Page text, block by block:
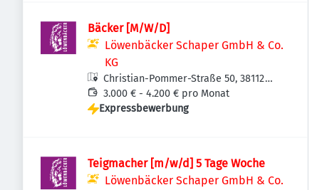
Bäcker [M/W/D]
Löwenbäcker Schaper GmbH & Co.
KG
Christian-Pommer-Straße 50, 38112
Braunschweig, Deutschland
3.000 € - 4.200 € pro Monat
Expressbewerbung
Teigmacher [m/w/d] 5 Tage Woche
Löwenbäcker Schaper GmbH & Co.